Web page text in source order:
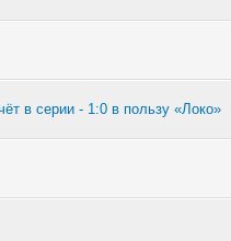
в серии - 1:0 в пользу «Локо»